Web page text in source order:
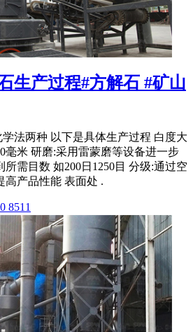
生产过程#方解石 #矿山
法两种 以下是具体生产过程 白度大
毫米 研磨:采用雷蒙磨等设备进一步
需目数 如200日1250目 分级:通过空
高产品性能 表面处 .
8511